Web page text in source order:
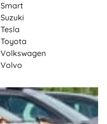
Smart
Suzuki
Tesla
Toyota
Volkswagen
Volvo